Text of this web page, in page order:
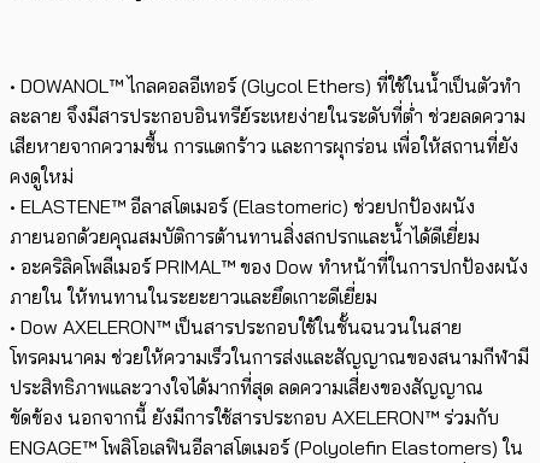
• DOWANOL™ ไกลคอลอีเทอร์ (Glycol Ethers) ที่ใช้ในน้ำเป็นตัวทำ
ละลาย จึงมีสารประกอบอินทรีย์ระเหยง่ายในระดับที่ต่ำ ช่วยลดความ
เสียหายจากความชื้น การแตกร้าว และการผุกร่อน เพื่อให้สถานที่ยัง
คงดูใหม่
• ELASTENE™ อีลาสโตเมอร์ (Elastomeric) ช่วยปกป้องผนัง
ภายนอกด้วยคุณสมบัติการต้านทานสิ่งสกปรกและน้ำได้ดีเยี่ยม
• อะคริลิคโพลีเมอร์ PRIMAL™ ของ Dow ทำหน้าที่ในการปกป้องผนัง
ภายใน ให้ทนทานในระยะยาวและยึดเกาะดีเยี่ยม
• Dow AXELERON™ เป็นสารประกอบใช้ในชั้นฉนวนในสาย
โทรคมนาคม ช่วยให้ความเร็วในการส่งและสัญญาณของสนามกีฬามี
ประสิทธิภาพและวางใจได้มากที่สุด ลดความเสี่ยงของสัญญาณ
ขัดข้อง นอกจากนี้ ยังมีการใช้สารประกอบ AXELERON™ ร่วมกับ
ENGAGE™ โพลิโอเลฟินอีลาสโตเมอร์ (Polyolefin Elastomers) ใน